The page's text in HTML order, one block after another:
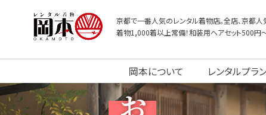
京都で一番人気のレンタル着物店。全店、京都人
着物1,000着以上常備！和装用ヘアセット500円〜
岡本について レンタルプラ